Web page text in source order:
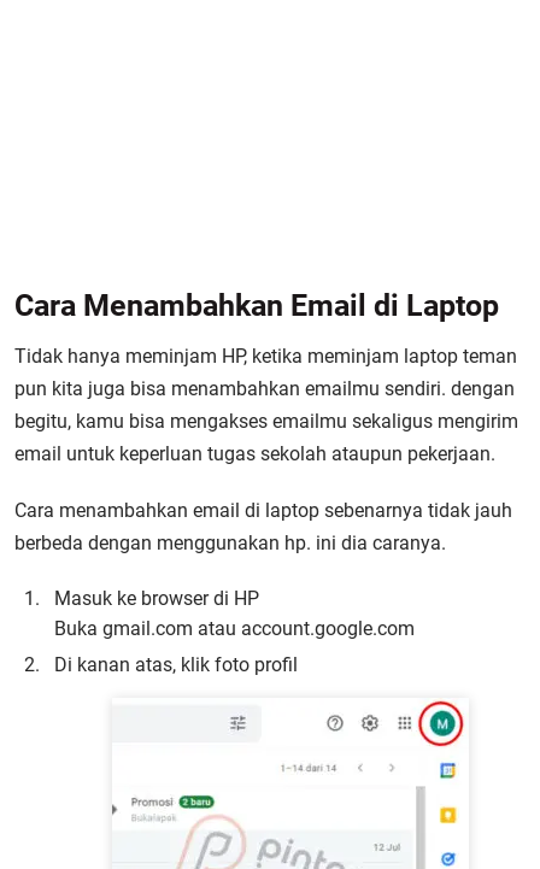
Cara Menambahkan Email di Laptop
Tidak hanya meminjam HP, ketika meminjam laptop teman
pun kita juga bisa menambahkan emailmu sendiri. dengan
begitu, kamu bisa mengakses emailmu sekaligus mengirim
email untuk keperluan tugas sekolah ataupun pekerjaan.
Cara menambahkan email di laptop sebenarnya tidak jauh
berbeda dengan menggunakan hp. ini dia caranya.
Masuk ke browser di HP
Buka gmail.com atau account.google.com
Di kanan atas, klik foto profil